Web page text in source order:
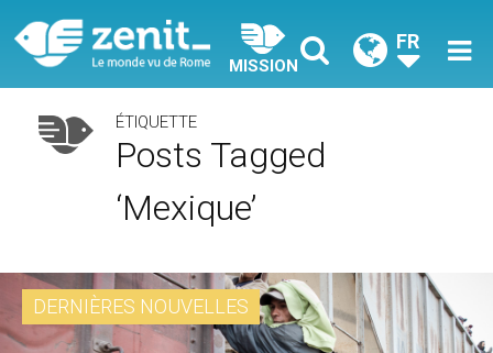
MISSION
FR
ÉTIQUETTE
Posts Tagged
‘Mexique’
DERNIÈRES NOUVELLES